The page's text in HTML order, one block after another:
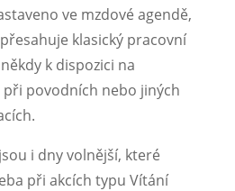
ve mzdové agendě,
klasický pracovní
k dispozici na
povodních nebo jiných
i dny volnější, které
při akcích typu Vítání